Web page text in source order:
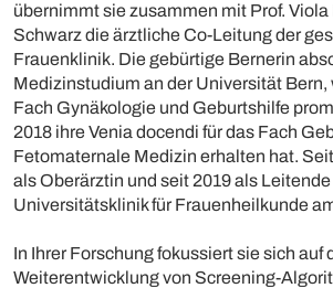
übernimmt sie zusammen mit Prof.
Schwarz die ärztliche Co-Leitung der
Frauenklinik. Die gebürtige Bernerin
Medizinstudium an der Universität Bern,
Fach Gynäkologie und Geburtshilfe
2018 ihre Venia docendi für das Fach
Fetomaternale Medizin erhalten hat.
als Oberärztin und seit 2019 als
Universitätsklinik für Frauenheilkunde
In Ihrer Forschung fokussiert sie sich auf
Weiterentwicklung von Screening-